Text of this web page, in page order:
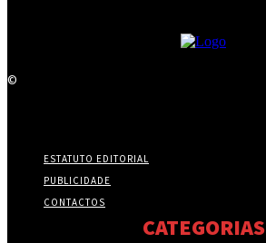
©
ESTATUTO EDITORIAL
PUBLICIDADE
CONTACTOS
CATEGORIAS